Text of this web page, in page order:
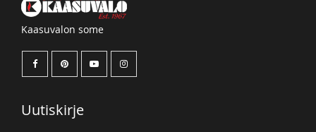
Kaasuvalon some
Uutiskirje